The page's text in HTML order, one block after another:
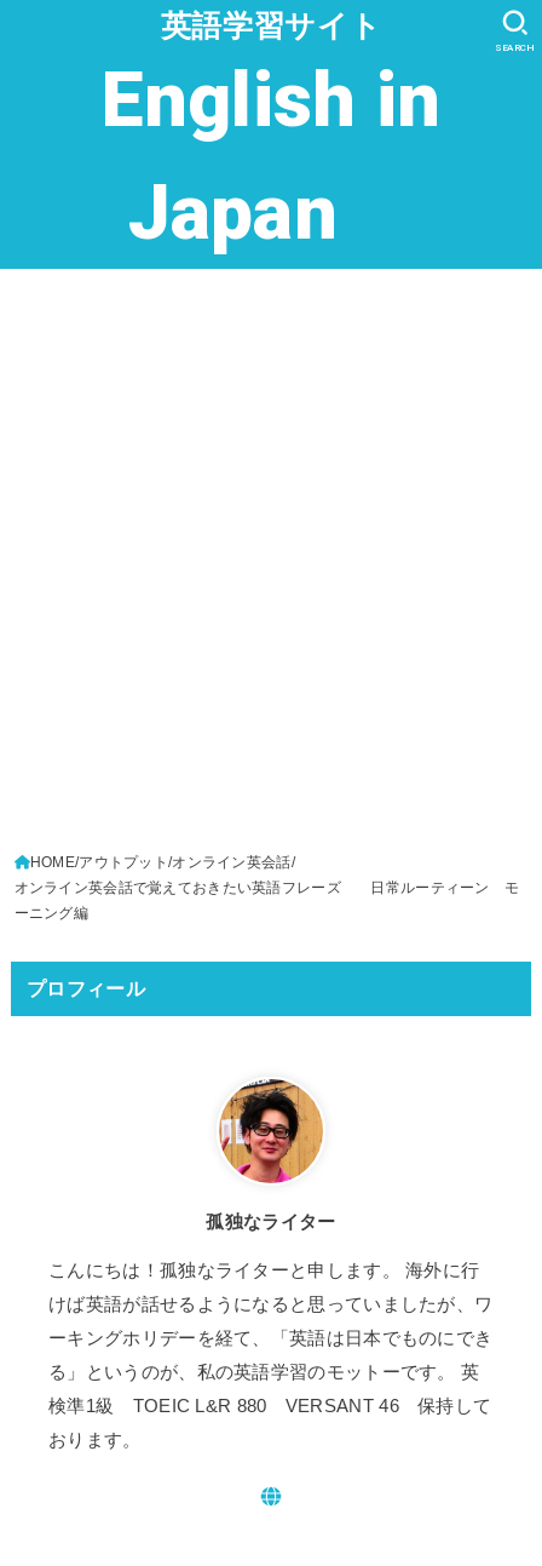
英語学習サイト
English in
Japan
SEARCH
HOME アウトプット オンライン英会話
オンライン英会話で覚えておきたい英語フレーズ 日常ルーティーン モ
ーニング編
プロフィール
孤独なライター
こんにちは！孤独なライターと申します。 海外に行
けば英語が話せるようになると思っていましたが、ワ
ーキングホリデーを経て、「英語は日本でものにでき
る」というのが、私の英語学習のモットーです。 英
検準1級 TOEIC L&R 880 VERSANT 46 保持して
おります。